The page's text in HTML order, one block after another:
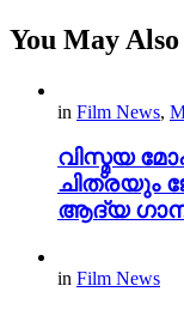
You May
in Film News,
വിസ്മയ
ചിത്രയും
ആദ്യ
in Film News